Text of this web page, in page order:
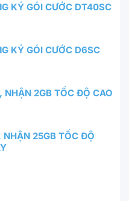
KÝ GÓI CƯỚC DT40SC
KÝ GÓI CƯỚC D6SC
NHẬN 2GB TỐC ĐỘ CAO
NHẬN 25GB TỐC ĐỘ